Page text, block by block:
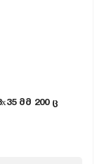
მმ 200 ც